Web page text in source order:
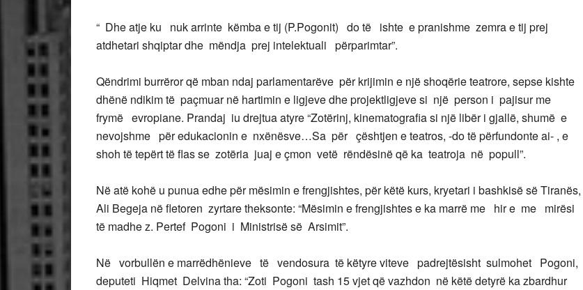
“ Dhe atje ku nuk arrinte këmba e tij (P.Pogonit) do të ishte e pranishme zemra e tij prej
atdhetari shqiptar dhe mëndja prej intelektuali përparimtar”.
Qëndrimi burrëror që mban ndaj parlamentarëve për krijimin e një shoqërie teatrore, sepse kishte
dhënë ndikim të paçmuar në hartimin e ligjeve dhe projektligjeve si një person i pajisur me
frymë evropiane. Prandaj iu drejtua atyre “Zotërinj, kinematografia si një libër i gjallë, shumë e
nevojshme për edukacionin e nxënësve…Sa për çështjen e teatros, -do të përfundonte ai- , e
shoh të tepërt të flas se zotëria juaj e çmon vetë rëndësinë që ka teatroja në popull”.
Në atë kohë u punua edhe për mësimin e frengjishtes, për këtë kurs, kryetari i bashkisë së Tiranës,
Ali Begeja në fletoren zyrtare theksonte: “Mësimin e frengjishtes e ka marrë me hir e me mirësi
të madhe z. Pertef Pogoni i Ministrisë së Arsimit”.
Në vorbullën e marrëdhënieve të vendosura të këtyre viteve padrejtësisht sulmohet Pogoni,
deputeti Hiqmet Delvina tha: “Zoti Pogoni tash 15 vjet që vazhdon në këtë detyrë ka zbardhur